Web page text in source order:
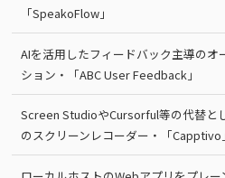
「SpeakoFlow」
AIを活用したフィードバック主導のオ
ション・「ABC User Feedback」
Screen StudioやCursorful等の代替と
のスクリーンレコーダー・「Capptivo」